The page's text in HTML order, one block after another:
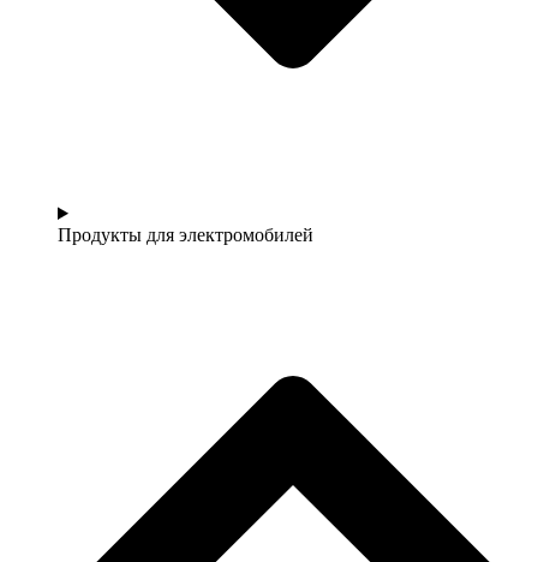
Продукты для электромобилей